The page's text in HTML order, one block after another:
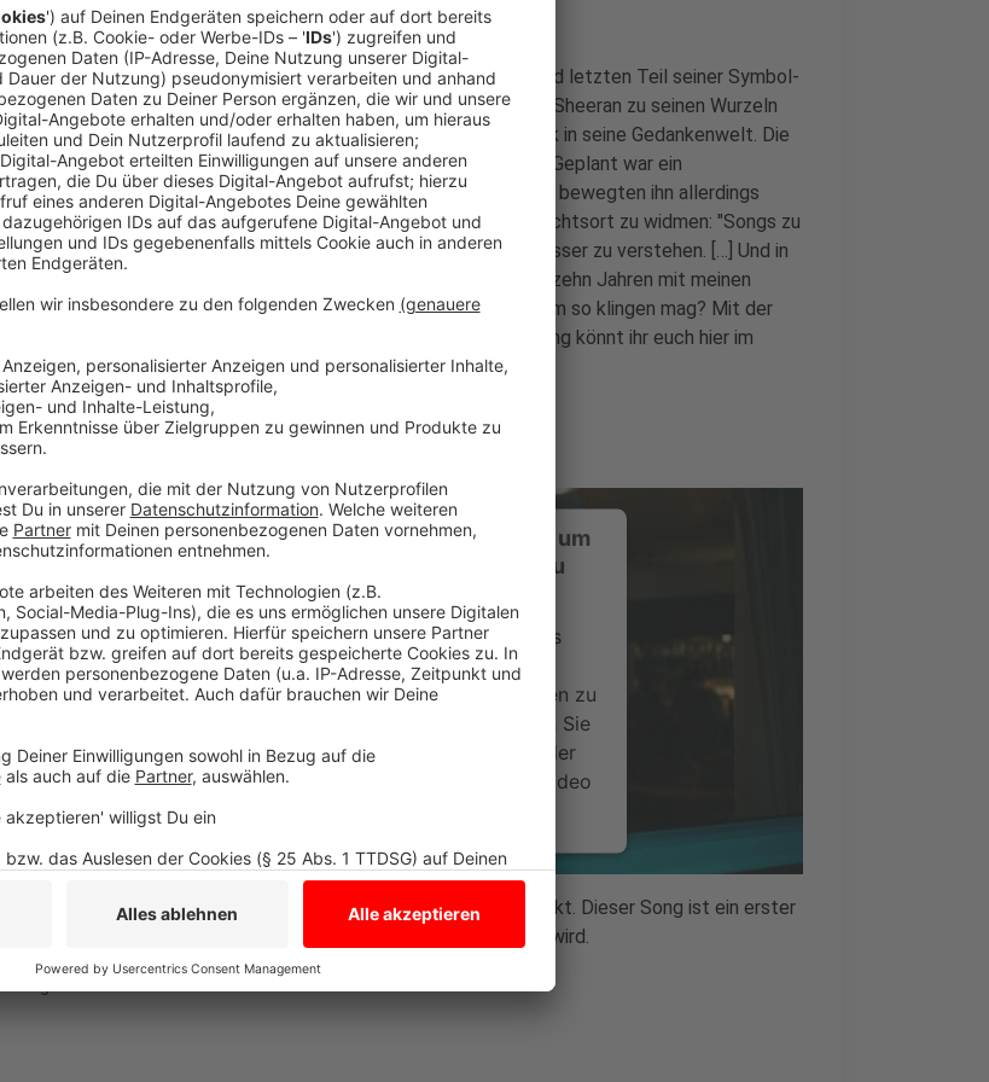
Für Anfang Mai ist der Release von „- (Subtract)“, dem fünften und letzten Teil seiner Symbol-
Albumserie, die 2011 begann, geplant. Mit „- (Subtract)“ kehrt Ed Sheeran zu seinen Wurzeln
als Singer-Songwriter zurück und bietet seinen Fans einen Einblick in seine Gedankenwelt. Die
Arbeit an „- (Subtract)“ begann für Ed bereits vor über 10 Jahren. Geplant war ein
Akustikalbum. Traumatische Ereignisse in seinem privaten Umfeld bewegten ihn allerdings
dazu, jeden Plan über Bord zu werfen und sich der Musik als Zufluchtsort zu widmen: "Songs zu
schreiben ist für mich wie Therapie. Es hilft mir, meine Gefühle besser zu verstehen. […] Und in
etwas mehr als einer Woche ersetzte ich die Arbeit von mehr als zehn Jahren mit meinen
tiefsten, düstersten Gedanken", sagt Sheeran. Wie das neue Album so klingen mag? Mit der
Single "Eyes Closed" gibt es einen ersten Vorgeschmack. Den Song könnt ihr euch hier im
besten Mix anhören.
Anzeige
Wir benötigen Ihre Zustimmung, um
den YouTube Video-Service zu
laden!
Wir verwenden einen Service eines
Drittanbieters, um Videoinhalte
einzubetten. Dieser Service kann Daten zu
Ihren Aktivitäten sammeln. Bitte lesen Sie
die Details durch und stimmen Sie der
Nutzung des Service zu, um dieses Video
Mehr Informationen
Akzeptieren
powered byUsercentrics Consent Management
Platform
Ed Sheeran bringt mit "Eyes Closed" eine neue Single auf den Markt. Dieser Song ist ein erster
musikalischer Hinweis auf sein neues Album, das bald erscheinen wird.